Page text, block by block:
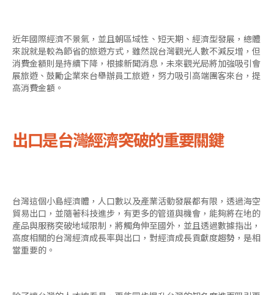
近年國際經濟不景氣，並且朝區域性、短天期、經濟型發展，總體
來說就是較為節省的旅遊方式，雖然說台灣觀光人數不減反增，但
消費金額則是持續下降，根據新聞消息，未來觀光局將加強吸引會
展旅遊、鼓勵企業來台舉辦員工旅遊，努力吸引高端團客來台，提
高消費金額。
出口是台灣經濟突破的重要關鍵
台灣這個小島經濟體，人口數以及產業活動發展都有限，透過海空
貿易出口，並隨著科技進步，有更多的管道與機會，能夠將在地的
產品與服務突破地域限制，將觸角伸至國外，並且透過數據指出，
高度相關的台灣經濟成長率與出口，對經濟成長貢獻度趨勢，是相
當重要的。